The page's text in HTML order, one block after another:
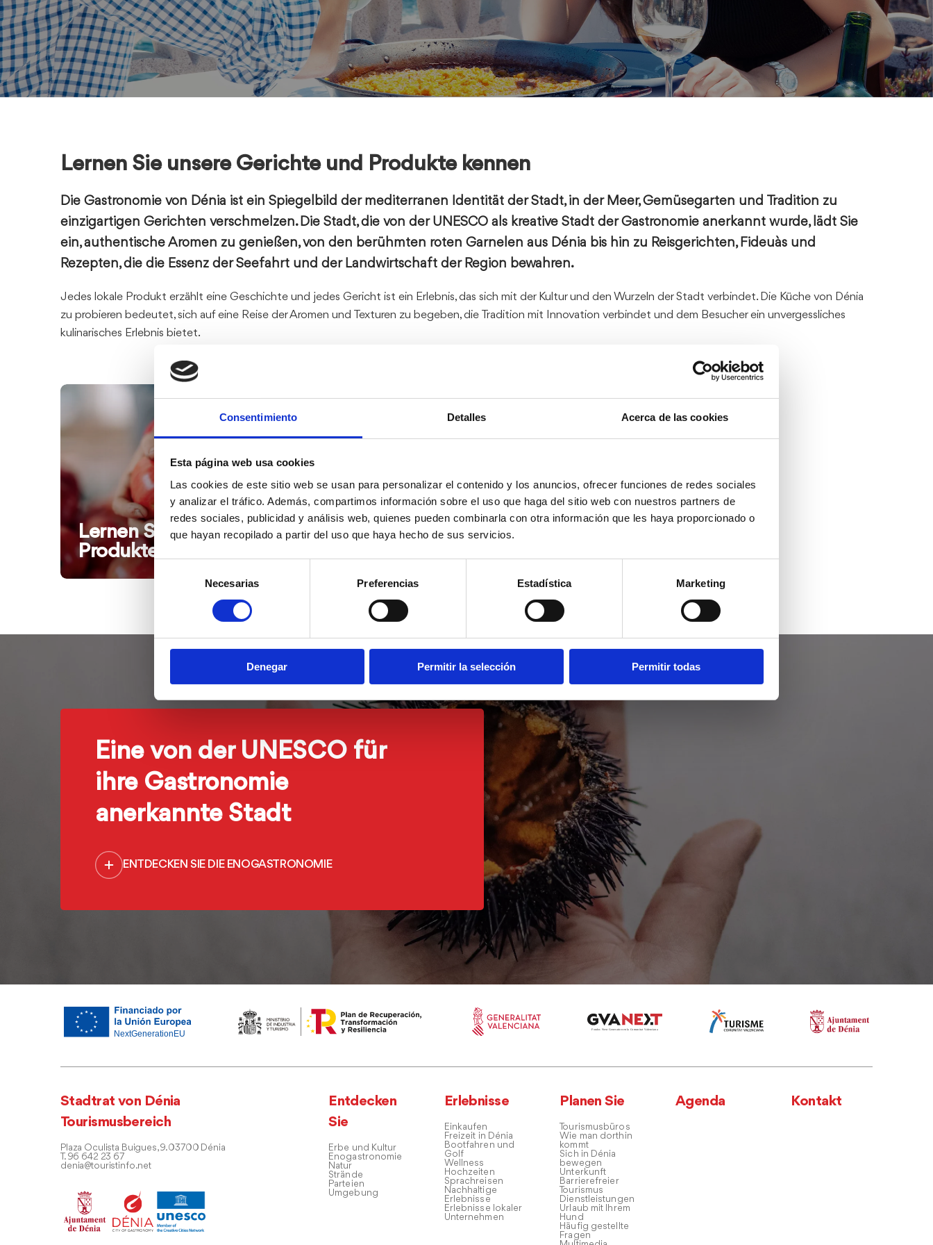
Consentimiento Detalles Acerca de las cookies
Esta página web usa cookies
Las cookies de este sitio web se usan para personalizar el contenido y los anuncios, ofrecer funciones de redes sociales
y analizar el tráfico. Además, compartimos información sobre el uso que haga del sitio web con nuestros partners de
redes sociales, publicidad y análisis web, quienes pueden combinarla con otra información que les haya proporcionado o
que hayan recopilado a partir del uso que haya hecho de sus servicios.
consentimiento
Necesarias Preferencias Estadística Marketing
Denegar Permitir la selección Permitir todas
Lernen Sie unsere Gerichte und Produkte kennen
Die Gastronomie von Dénia ist ein Spiegelbild der mediterranen Identität der Stadt, in der Meer, Gemüsegarten und Tradition zu
einzigartigen Gerichten verschmelzen. Die Stadt, die von der UNESCO als kreative Stadt der Gastronomie anerkannt wurde, lädt Sie
ein, authentische Aromen zu genießen, von den berühmten roten Garnelen aus Dénia bis hin zu Reisgerichten, Fideuàs und
Rezepten, die die Essenz der Seefahrt und der Landwirtschaft der Region bewahren.
Jedes lokale Produkt erzählt eine Geschichte und jedes Gericht ist ein Erlebnis, das sich mit der Kultur und den Wurzeln der Stadt verbindet. Die Küche von Dénia
zu probieren bedeutet, sich auf eine Reise der Aromen und Texturen zu begeben, die Tradition mit Innovation verbindet und dem Besucher ein unvergessliches
kulinarisches Erlebnis bietet.
Lernen Sie unsere
Produkte kennen
Lernen Sie unsere
Eine von der UNESCO für
ihre Gastronomie
anerkannte Stadt
ENTDECKEN SIE DIE ENOGASTRONOMIE
Stadtrat von Dénia
Tourismusbereich
Plaza Oculista Buigues, 9. 03700 Dénia
T. 96 642 23 67
denia@touristinfo.net
Entdecken
Sie
Erbe und Kultur
Enogastronomie
Natur
Strände
Parteien
Umgebung
Erlebnisse
Einkaufen
Freizeit in Dénia
Bootfahren und
Golf
Wellness
Hochzeiten
Sprachreisen
Nachhaltige
Erlebnisse
Erlebnisse lokaler
Unternehmen
Planen Sie
Tourismusbüros
Wie man dorthin
kommt
Sich in Dénia
bewegen
Unterkunft
Barrierefreier
Tourismus
Dienstleistungen
Urlaub mit Ihrem
Hund
Häufig gestellte
Fragen
Agenda Kontakt